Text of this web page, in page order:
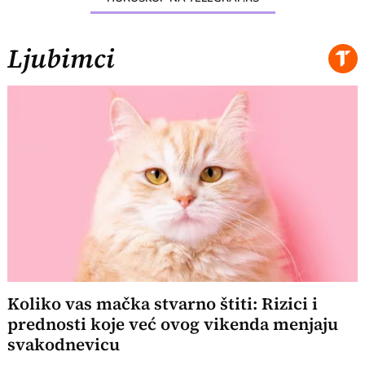
Ljubimci
Koliko vas mačka stvarno štiti: Rizici i
prednosti koje već ovog vikenda menjaju
svakodnevicu